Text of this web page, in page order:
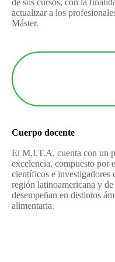
actualizar a los
Máster.
Cuerpo docente
El M.I.T.A. cuenta con un
excelencia, compuesto por
científicos e investigadores
región latinoamericana y
desempeñan en distintos
alimentaria.